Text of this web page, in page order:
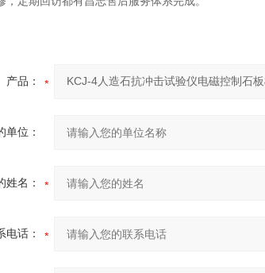
产品：
单位：
姓名：
电话：